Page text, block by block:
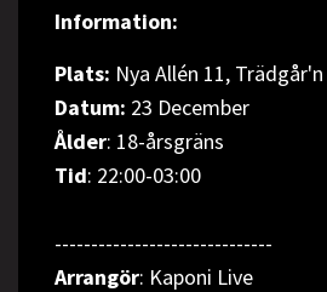
Information:
Plats: Nya Allén 11, Trädgår'n
Datum: 23 December
Ålder: 18-årsgräns
Tid: 22:00-03:00
------------------------------
Arrangör: Kaponi Live